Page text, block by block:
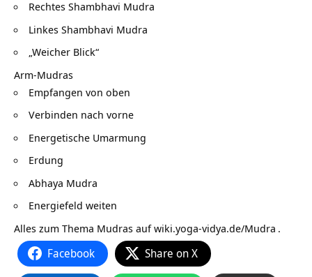
Rechtes Shambhavi Mudra
Linkes Shambhavi Mudra
„Weicher Blick“
Arm-Mudras
Empfangen von oben
Verbinden nach vorne
Energetische Umarmung
Erdung
Abhaya Mudra
Energiefeld weiten
Alles zum Thema Mudras aufwiki.yoga-vidya.de/Mudra .
Facebook Share on X